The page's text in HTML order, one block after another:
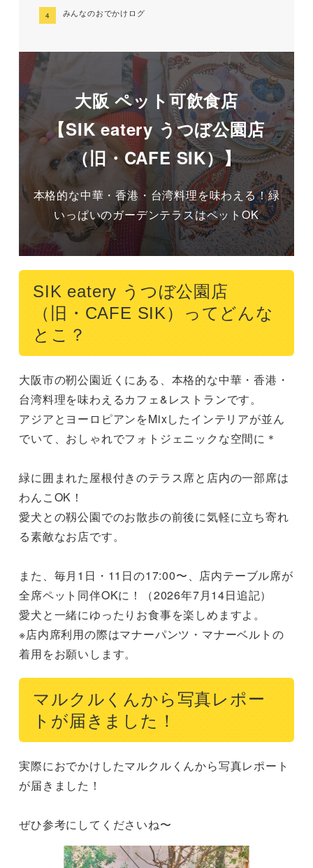
みんなのおでかけログ
大阪 ペット可飲食店
【SIK eatery うつぼ公園店
（旧・CAFE SIK）】
本格的な中華・香港・台湾料理を味わえる！緑
いっぱいのガーデンテラスはペットOK
SIK eatery うつぼ公園店
（旧・CAFE SIK）ってどんな
とこ？
大阪市の靭公園近くにある、本格的な中華・香港・
台湾料理を味わえるカフェ&レストランです。
アジアとヨーロピアンをMixしたインテリアが並ん
でいて、おしゃれでフォトジェニックな空間に＊
緑に囲まれた屋根付きのテラス席と店内の一部席は
わんこOK！
愛犬との靱公園でのお散歩の前後に気軽に立ち寄れ
る素敵なお店です。
また、毎月1日・11日の17:00〜、店内テーブル席が
全席ペット同伴OKに！（2026年7月14日追記）
愛犬と一緒にゆったりお食事を楽しめますよ。
※店内席利用の際はマナーパンツ・マナーベルトの
着用をお願いします。
マルクルくんから写真レポー
トが届きました！
実際におでかけしたマルクルくんから写真レポート
が届きました！
ぜひ参考にしてくださいね〜